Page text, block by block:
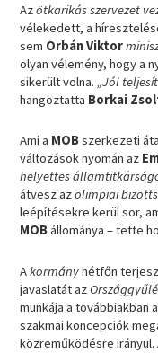
Azötkarikás szervezet
vélekedett, a
sem Orbán Viktor
olyan vélemény, hogy a
sikerült volna.„Jól
hangoztatta Borkai
Ami a MOBszerkezeti
változások nyomán az
helyettes
átvesz azolimpiai
leépítésekre kerül sor,
MOBállománya – tette
Akormányhétfőn
javaslatát az
munkája a továbbiakban
szakmai koncepciók
közreműködésre